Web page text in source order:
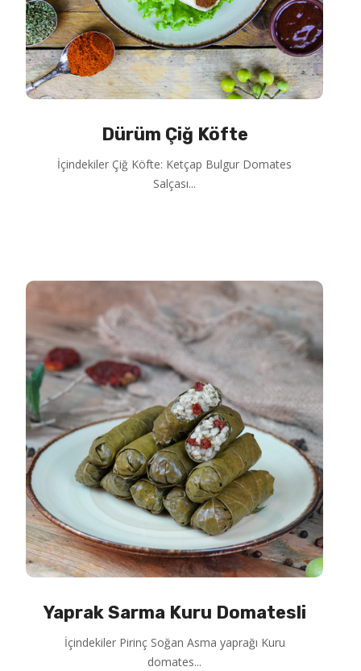
Dürüm Çiğ Köfte
İçindekiler Çiğ Köfte: Ketçap Bulgur Domates
Salçası...
Yaprak Sarma Kuru Domatesli
İçindekiler Pirinç Soğan Asma yaprağı Kuru
domates...